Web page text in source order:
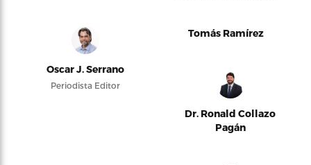
Oscar J. Serrano
Periodista Editor
Tomás Ramírez
Dr. Ronald Collazo
Pagán